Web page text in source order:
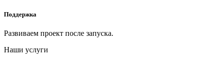
Поддержка
Развиваем проект после запуска.
Наши услуги